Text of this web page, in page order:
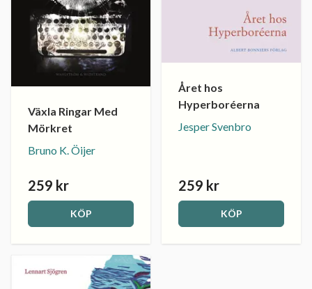
Växla Ringar Med
Mörkret
Bruno K. Öijer
259 kr
KÖP
Året hos
Hyperboréerna
Jesper Svenbro
259 kr
KÖP